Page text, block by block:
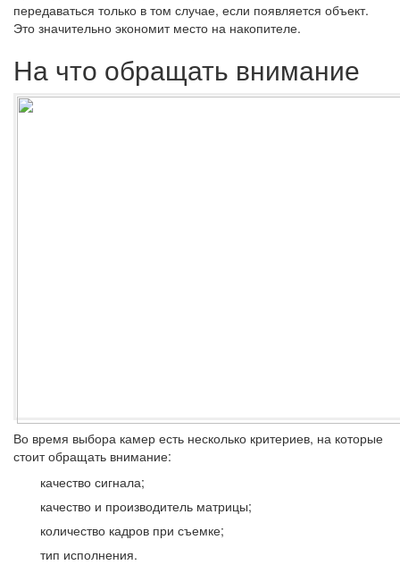
передаваться только в том случае, если появляется объект.
Это значительно экономит место на накопителе.
На что обращать внимание
Во время выбора камер есть несколько критериев, на которые
стоит обращать внимание:
качество сигнала;
качество и производитель матрицы;
количество кадров при съемке;
тип исполнения.